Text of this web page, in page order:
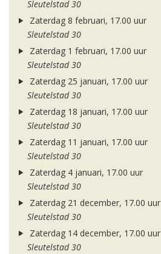
Sleutelstad 30
Zaterdag 8 februari, 17.00 uur
Sleutelstad 30
Zaterdag 1 februari, 17.00 uur
Sleutelstad 30
Zaterdag 25 januari, 17.00 uur
Sleutelstad 30
Zaterdag 18 januari, 17.00 uur
Sleutelstad 30
Zaterdag 11 januari, 17.00 uur
Sleutelstad 30
Zaterdag 4 januari, 17.00 uur
Sleutelstad 30
Zaterdag 21 december, 17.00 uur
Sleutelstad 30
Zaterdag 14 december, 17.00 uur
Sleutelstad 30